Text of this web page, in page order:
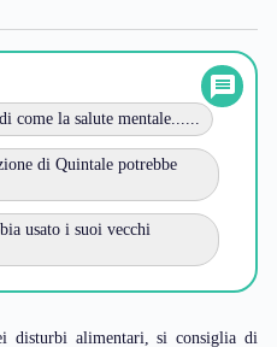
come la salute mentale......
di Quintale potrebbe
usato i suoi vecchi
disturbi alimentari, si consiglia di